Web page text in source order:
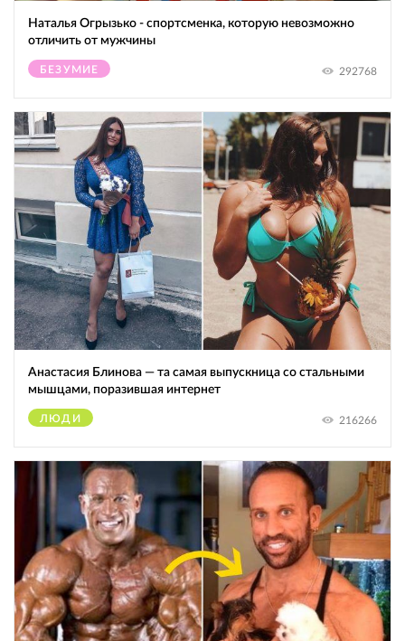
Наталья Огрызько - спортсменка, которую невозможно
отличить от мужчины
БЕЗУМИЕ 292768
Анастасия Блинова — та самая выпускница со стальными
мышцами, поразившая интернет
ЛЮДИ 216266